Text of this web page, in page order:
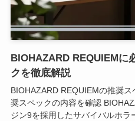
BIOHAZARD REQUIEMに
クを徹底解説
BIOHAZARD REQUIEMの推奨
奨スペックの内容を確認
ジン9を採用したサバイバルホラ